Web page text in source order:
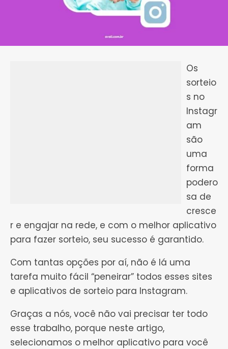
Os
sorteio
s no
Instagr
am
são
uma
forma
podero
sa de
cresce
r e engajar na rede, e com o melhor aplicativo
para fazer sorteio, seu sucesso é garantido.
Com tantas opções por aí, não é lá uma
tarefa muito fácil “peneirar” todos esses sites
e aplicativos de sorteio para Instagram.
Graças a nós, você não vai precisar ter todo
esse trabalho, porque neste artigo,
selecionamos o melhor aplicativo para você